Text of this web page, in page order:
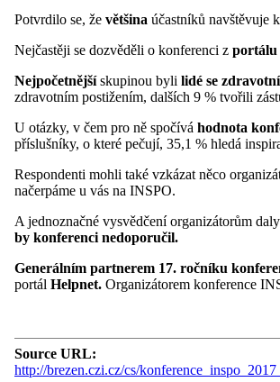
Potvrdilo se, že většina účastníků navštěvuje
Nejčastěji se dozvěděli o konferenci z portálu
Nejpočetnějšískupinou byli lidé se
zdravotním postižením, dalších 9 % tvořili
U otázky, v čem pro ně spočívá hodnota
příslušníky, o které pečují, 35,1 % hledá
Respondenti mohli také vzkázat něco
načerpáme u vás na INSPO.
A jednoznačné vysvědčení organizátorům
by konferenci nedoporučil.
Generálním partnerem 17. ročníku
portál Helpnet. Organizátorem konference
Source URL:
http://brezen.czi.cz/cs/